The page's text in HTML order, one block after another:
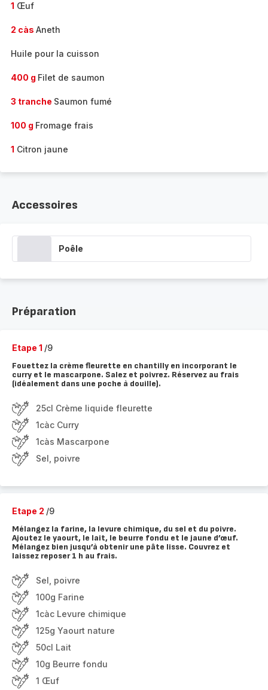
1 Œuf
2 càs Aneth
Huile pour la cuisson
400 g Filet de saumon
3 tranche Saumon fumé
100 g Fromage frais
1 Citron jaune
Accessoires
Poêle
Préparation
Etape 1 /9
Fouettez la crème fleurette en chantilly en incorporant le
curry et le mascarpone. Salez et poivrez. Réservez au frais
(idéalement dans une poche à douille).
25cl Crème liquide fleurette
1càc Curry
1càs Mascarpone
Sel, poivre
Etape 2 /9
Mélangez la farine, la levure chimique, du sel et du poivre.
Ajoutez le yaourt, le lait, le beurre fondu et le jaune d’œuf.
Mélangez bien jusqu’à obtenir une pâte lisse. Couvrez et
laissez reposer 1 h au frais.
Sel, poivre
100g Farine
1càc Levure chimique
125g Yaourt nature
50cl Lait
10g Beurre fondu
1 Œuf